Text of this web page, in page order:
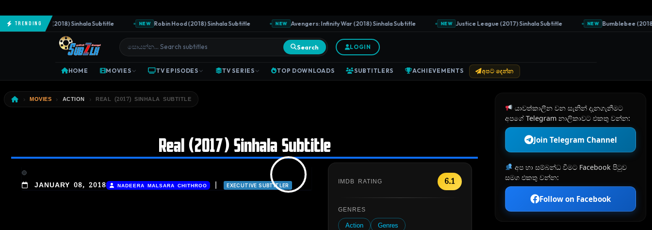
Trending
The Predator (2018) Sinhala Subtitle NEW Robin Hood (2018) Sinhala Subtitle NEW Avengers: Infinity War (2018) Sinhala Subtitle NEW Justice League (2017) Sinhala Subtitle NEW Bumblebee (2018)
Search LOGIN
HOME MOVIES TV EPISODES TV SERIES TOP DOWNLOADS SUBTITLERS ACHIEVEMENTS අපට දෙන්න
MOVIES ACTION REAL (2017) SINHALA SUBTITLE
Real (2017) Sinhala Subtitle
JANUARY 08, 2018 NADEERA MALSARA CHITHROO EXECUTIVE SUBTITLER
IMDB RATING 6.1
GENRES
Action
Genres
යාවත්කාලීන වන සැනින් දැනගැනීමට
අපගේ Telegram නාලිකාවට එකතු වන්න:
Join Telegram Channel
අප හා සම්බන්ධ වීමට Facebook පිටුව
සමග එකතු වන්න:
Follow on Facebook